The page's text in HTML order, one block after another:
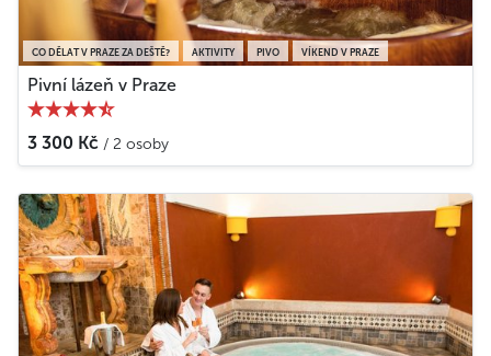
CO DĚLAT V PRAZE ZA DEŠTĚ? AKTIVITY PIVO VÍKEND V PRAZE
Pivní lázeň v Praze
3 300 Kč / 2 osoby